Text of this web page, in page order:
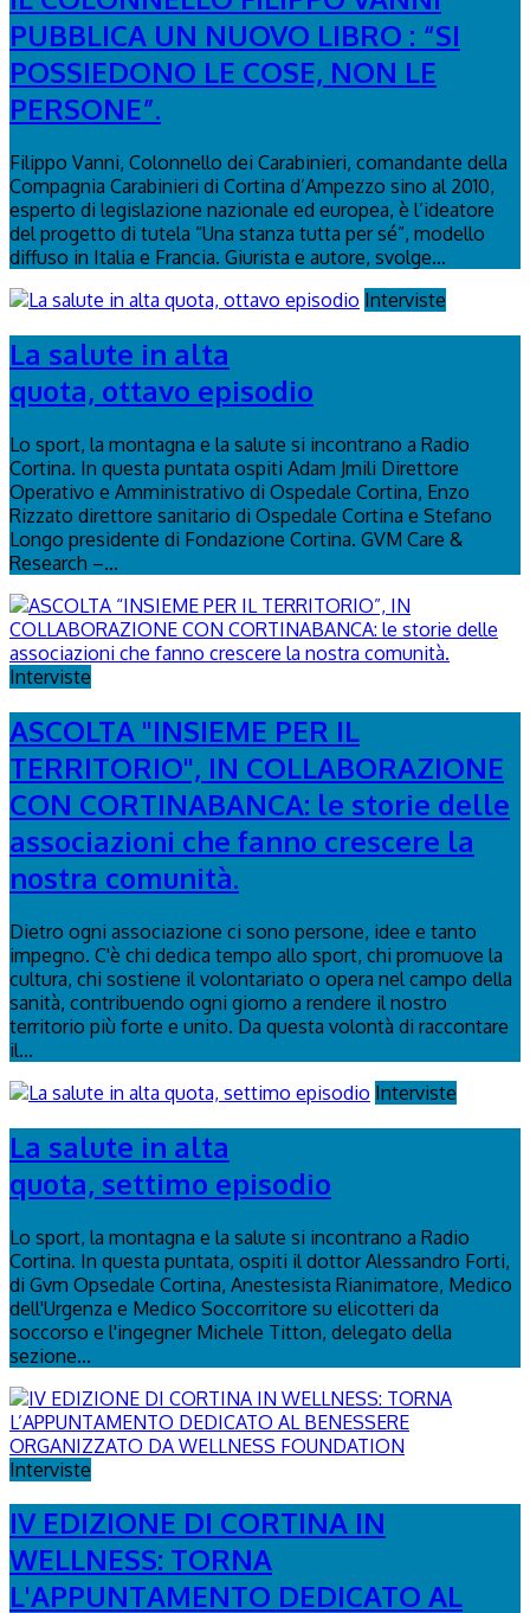
PUBBLICA UN NUOVO LIBRO : “SI
POSSIEDONO LE COSE, NON LE
PERSONE”.
Filippo Vanni, Colonnello dei Carabinieri, comandante della
Compagnia Carabinieri di Cortina d’Ampezzo sino al 2010,
esperto di legislazione nazionale ed europea, è l’ideatore
del progetto di tutela “Una stanza tutta per sé”, modello
diffuso in Italia e Francia. Giurista e autore, svolge...
Interviste
La salute in alta
quota, ottavo episodio
Lo sport, la montagna e la salute si incontrano a Radio
Cortina. In questa puntata ospiti Adam Jmili Direttore
Operativo e Amministrativo di Ospedale Cortina, Enzo
Rizzato direttore sanitario di Ospedale Cortina e Stefano
Longo presidente di Fondazione Cortina. GVM Care &
Research –...
Interviste
ASCOLTA "INSIEME PER IL
TERRITORIO", IN COLLABORAZIONE
CON CORTINABANCA: le storie delle
associazioni che fanno crescere la
nostra comunità.
Dietro ogni associazione ci sono persone, idee e tanto
impegno. C'è chi dedica tempo allo sport, chi promuove la
cultura, chi sostiene il volontariato o opera nel campo della
sanità, contribuendo ogni giorno a rendere il nostro
territorio più forte e unito. Da questa volontà di raccontare
il...
Interviste
La salute in alta
quota, settimo episodio
Lo sport, la montagna e la salute si incontrano a Radio
Cortina. In questa puntata, ospiti il dottor Alessandro Forti,
di Gvm Opsedale Cortina, Anestesista Rianimatore, Medico
dell'Urgenza e Medico Soccorritore su elicotteri da
soccorso e l'ingegner Michele Titton, delegato della
sezione...
Interviste
IV EDIZIONE DI CORTINA IN
WELLNESS: TORNA
L'APPUNTAMENTO DEDICATO AL